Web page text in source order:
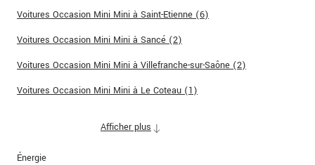
Voitures Occasion Mini Mini à Saint-Etienne (6)
Voitures Occasion Mini Mini à Sancé (2)
Voitures Occasion Mini Mini à Villefranche-sur-Saône (2)
Voitures Occasion Mini Mini à Le Coteau (1)
Afficher plus
Énergie